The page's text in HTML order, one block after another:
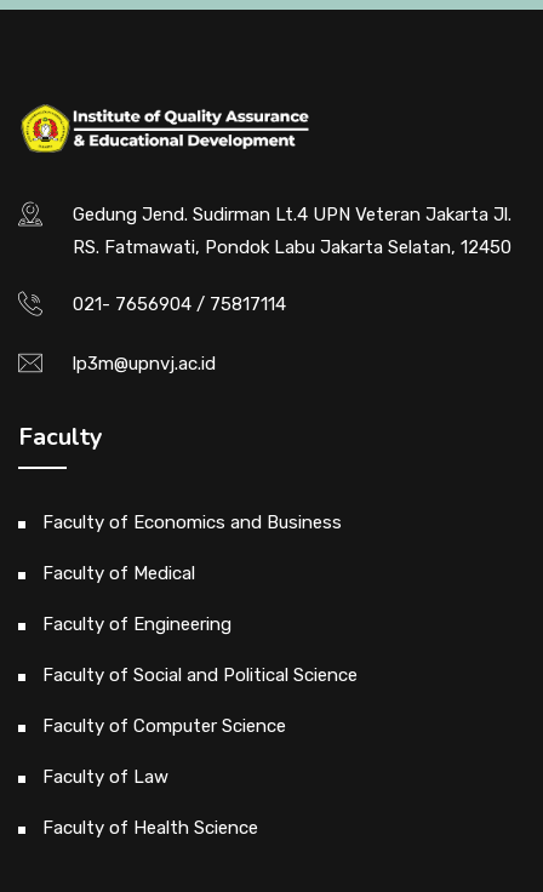
Gedung Jend. Sudirman Lt.4 UPN Veteran Jakarta Jl.
RS. Fatmawati, Pondok Labu Jakarta Selatan, 12450
021- 7656904 / 75817114
lp3m@upnvj.ac.id
Faculty
Faculty of Economics and Business
Faculty of Medical
Faculty of Engineering
Faculty of Social and Political Science
Faculty of Computer Science
Faculty of Law
Faculty of Health Science